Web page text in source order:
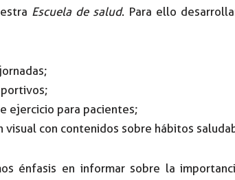
Escuela de salud. Para ello
ejercicio para pacientes;
visual con contenidos sobre hábitos
énfasis en informar sobre la